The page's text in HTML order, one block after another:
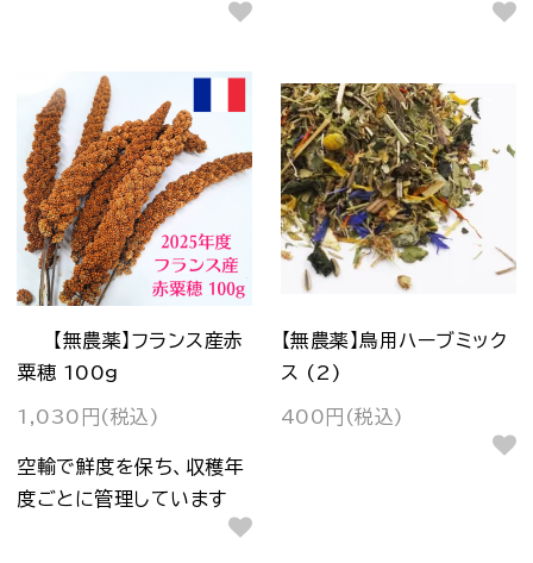
【無農薬】フランス産赤
粟穂 100g
1,030円(税込)
空輸で鮮度を保ち、収穫年
度ごとに管理しています
【無農薬】鳥用ハーブミック
ス (2)
400円(税込)